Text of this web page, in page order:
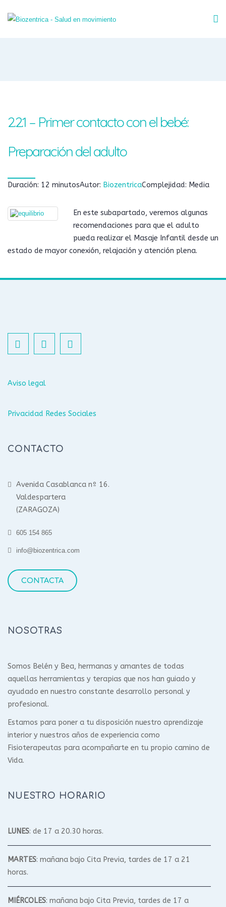
2.2.1 – Primer contacto con el bebé:
Preparación del adulto
Duración: 12 minutosAutor: BiozentricaComplejidad: Media
En este subapartado, veremos algunas
recomendaciones para que el adulto
pueda realizar el Masaje Infantil desde un
estado de mayor conexión, relajación y atención plena.
Aviso legal
Privacidad Redes Sociales
CONTACTO
Avenida Casablanca nº 16.
Valdespartera
(ZARAGOZA)
605 154 865
info@biozentrica.com
CONTACTA
NOSOTRAS
Somos Belén y Bea, hermanas y amantes de todas
aquellas herramientas y terapias que nos han guiado y
ayudado en nuestro constante desarrollo personal y
profesional.
Estamos para poner a tu disposición nuestro aprendizaje
interior y nuestros años de experiencia como
Fisioterapeutas para acompañarte en tu propio camino de
Vida.
NUESTRO HORARIO
LUNES: de 17 a 20.30 horas.
MARTES: mañana bajo Cita Previa, tardes de 17 a 21
horas.
MIÉRCOLES: mañana bajo Cita Previa, tardes de 17 a